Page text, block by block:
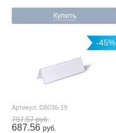
Купить
-45%
Артикул: D8036-19
797.57 руб.
687.56 руб.